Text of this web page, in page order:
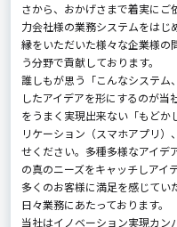
さから、おかげさまで着実にご
⼒会社様の業務システムをはじ
縁をいただいた様々な企業様の
う分野で貢献しております。
誰しもが思う「こんなシステム
したアイデアを形にするのが当
をうまく実現出来ない「もどか
リケーション（スマホアプリ
せください。多種多様なアイデ
の真のニーズをキャッチしアイ
多くのお客様に満足を感じてい
日々業務にあたっております。
当社はイノベーション実現カン